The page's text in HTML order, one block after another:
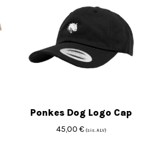
Ponkes Dog Logo Cap
45,00 € (sis. ALV)